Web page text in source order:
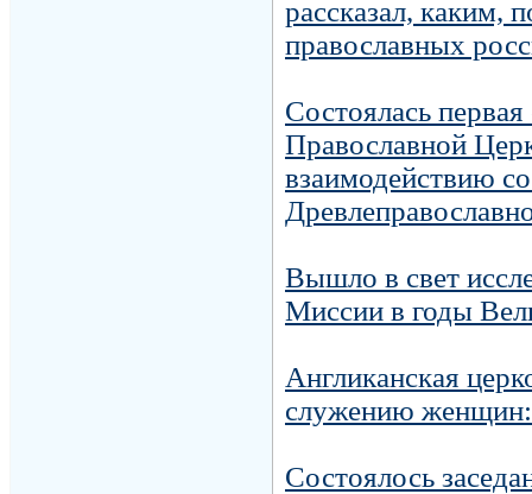
рассказал, каким,
православных
Состоялась
Православной
взаимодействию
Вышло в свет
Миссии в годы
Англиканская
служению женщин:
Cостоялось